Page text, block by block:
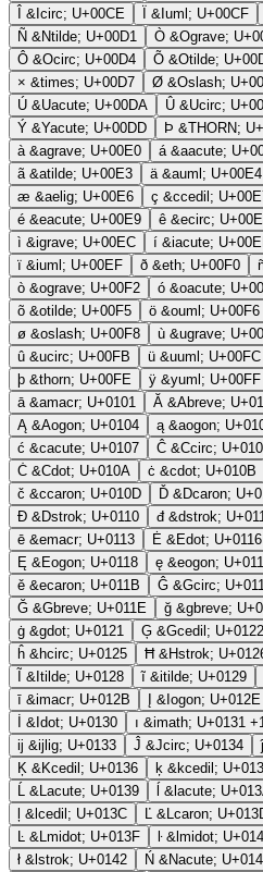
Î &Icirc; U+00CE Ï &Iuml; U+00CF
Ñ &Ntilde; U+00D1 Ò &Ograve;
Ô &Ocirc; U+00D4 Õ &Otilde;
× &times; U+00D7 Ø &Oslash;
Ú &Uacute; U+00DA Û &Ucirc;
Ý &Yacute; U+00DD Þ &THORN;
à &agrave; U+00E0 á &aacute;
ã &atilde; U+00E3 ä &auml; U+00E4
æ &aelig; U+00E6 ç &ccedil;
é &eacute; U+00E9 ê &ecirc;
ì &igrave; U+00EC í &iacute;
ï &iuml; U+00EF ð &eth; U+00F0
ò &ograve; U+00F2 ó &oacute;
õ &otilde; U+00F5 ö &ouml; U+00F6
ø &oslash; U+00F8 ù &ugrave;
û &ucirc; U+00FB ü &uuml; U+00FC
þ &thorn; U+00FE ÿ &yuml; U+00FF
ā &amacr; U+0101 Ă &Abreve;
Ą &Aogon; U+0104 ą &aogon;
ć &cacute; U+0107 Ĉ &Ccirc;
Ċ &Cdot; U+010A ċ &cdot; U+010B
č &ccaron; U+010D Ď &Dcaron;
Đ &Dstrok; U+0110 đ &dstrok;
ē &emacr; U+0113 Ė &Edot; U+0116
Ę &Eogon; U+0118 ę &eogon;
ě &ecaron; U+011B Ĝ &Gcirc;
Ğ &Gbreve; U+011E ğ &gbreve;
ġ &gdot; U+0121 Ģ &Gcedil; U+0122
ĥ &hcirc; U+0125 Ħ &Hstrok;
Ĩ &Itilde; U+0128 ĩ &itilde; U+0129
ī &imacr; U+012B Į &Iogon; U+012E
İ &Idot; U+0130 ı &imath; U+0131 +1
ĳ &ijlig; U+0133 Ĵ &Jcirc; U+0134 ĵ
Ķ &Kcedil; U+0136 ķ &kcedil;
Ĺ &Lacute; U+0139 ĺ &lacute;
ļ &lcedil; U+013C Ľ &Lcaron;
Ŀ &Lmidot; U+013F ŀ &lmidot;
ł &lstrok; U+0142 Ń &Nacute;